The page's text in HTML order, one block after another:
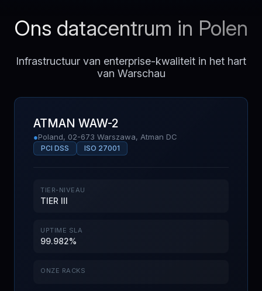
Ons datacentrum in Polen
Infrastructuur van enterprise-kwaliteit in het hart
van Warschau
ATMAN WAW-2
●Poland, 02-673 Warszawa, Atman DC
PCI DSS ISO 27001
TIER-NIVEAU
TIER III
UPTIME SLA
99.982%
ONZE RACKS